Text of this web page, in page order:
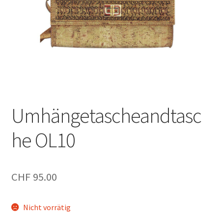
Umhängetascheandtasc
he OL10
CHF95.00
Nicht vorrätig